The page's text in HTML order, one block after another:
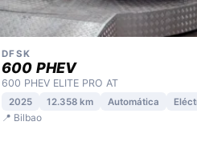
DFSK
600 PHEV
600 PHEV ELITE PRO AT
2025